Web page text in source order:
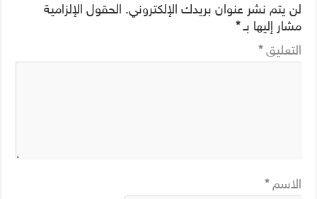
لن يتم نشر عنوان بريدك الإلكتروني. الحقول الإلزامية
مشار إليها بـ*
التعليق*
الاسم*